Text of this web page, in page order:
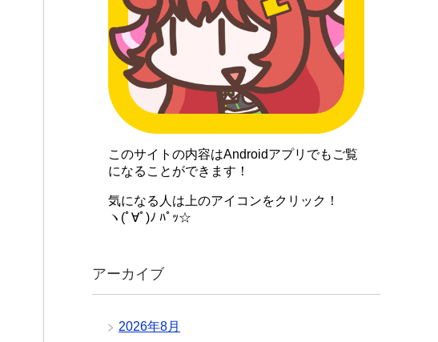
このサイトの内容はAndroidアプリでもご覧
になることができます！
気になる人は上のアイコンをクリック！
ヽ(ﾟ∀ﾟ)ﾉ ﾊﾟｯ☆
アーカイブ
2026年8月